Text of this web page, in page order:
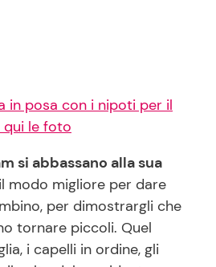
in posa con i nipoti per il
le foto
si abbassano alla sua
modo migliore per dare
per dimostrargli che
tornare piccoli. Quel
i capelli in ordine, gli